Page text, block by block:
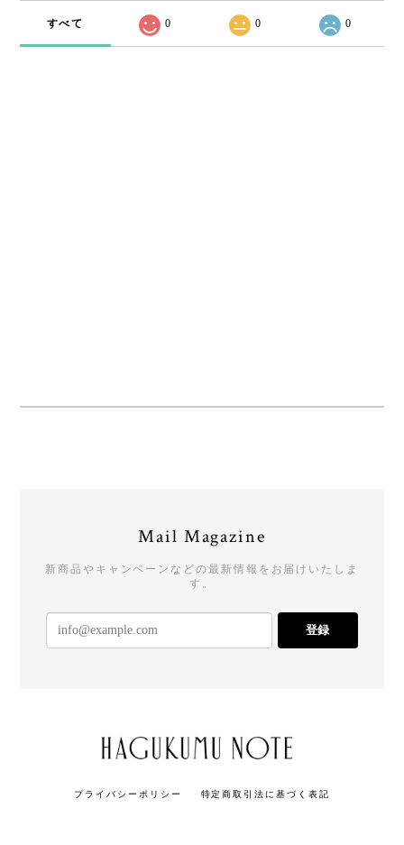
すべて 0 0 0
Mail Magazine
新商品やキャンペーンなどの最新情報をお届けいたしま
す。
登録
プライバシーポリシー 特定商取引法に基づく表記